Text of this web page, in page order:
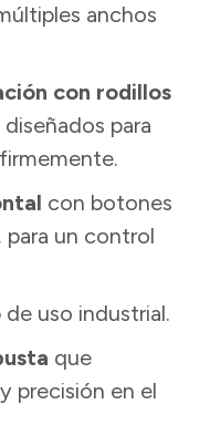
anchos
con rodillos
para
con botones
un control
de uso industrial.
que
precisión en el